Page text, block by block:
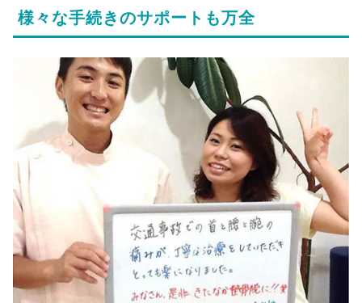
様々な手続きのサポートも万全